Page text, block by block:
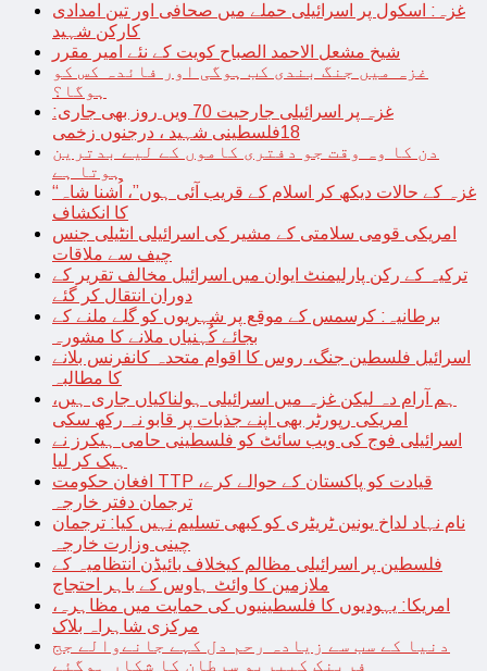
غزہ: اسکول پر اسرائیلی حملے میں صحافی اور تین امدادی
کارکن شہید
شیخ مشعل الاحمد الصباح کویت کے نئے امیر مقرر
غزہ میں جنگ بندی کب ہوگی اور فائدہ کس کو
ہوگا؟
غزہ پر اسرائیلی جارحیت 70 ویں روز بھی جاری:
18فلسطینی شہید ، درجنوں زخمی
دن کا وہ وقت جو دفتری کاموں کے لیے بدترین
ہوتا ہے
“غزہ کے حالات دیکھ کر اسلام کے قریب آئی ہوں”، اُشنا شاہ
کا انکشاف
امریکی قومی سلامتی کے مشیر کی اسرائیلی انٹیلی جنس
چیف سے ملاقات
ترکیہ کے رکن پارلیمنٹ ایوان میں اسرائیل مخالف تقریر کے
دوران انتقال کر گئے
برطانیہ: کرسمس کے موقع پر شہریوں کو گلے ملنے کے
بجائے کُہنیاں ملانے کا مشورہ
اسرائیل فلسطین جنگ، روس کا اقوام متحدہ کانفرنس بلانے
کا مطالبہ
ہم آرام دہ لیکن غزہ میں اسرائیلی ہولناکیاں جاری ہیں،
امریکی رپورٹر بھی اپنے جذبات پر قابو نہ رکھ سکی
اسرائیلی فوج کی ویب سائٹ کو فلسطینی حامی ہیکرز نے
ہیک کر لیا
افغان حکومت TTP قیادت کو پاکستان کے حوالے کرے،
ترجمان دفتر خارجہ
نام نہاد لداخ یونین ٹریٹری کو کبھی تسلیم نہیں کیا: ترجمان
چینی وزارت خارجہ
فلسطین پر اسرائیلی مظالم کیخلاف بائیڈن انتظامیہ کے
ملازمین کا وائٹ ہاوس کے باہر احتجاج
امریکا: یہودیوں کا فلسطینیوں کی حمایت میں مظاہرہ،
مرکزی شاہراہ بلاک
دنیا کے سب سے زیادہ رحم دل کہے جانےوالے جج
فرینک کیپریو سرطان کا شکار ہوگئے